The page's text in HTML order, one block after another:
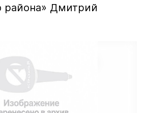
района» Дмитрий